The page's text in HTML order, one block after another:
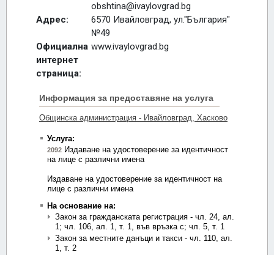
obshtina@ivaylovgrad.bg
Адрес:
6570 Ивайловград, ул."България"
№49
Официална
интернет
страница:
www.ivaylovgrad.bg